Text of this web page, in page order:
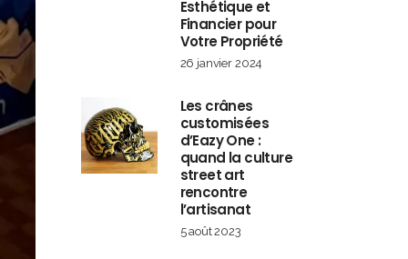
Esthétique et
Financier pour
Votre Propriété
26 janvier 2024
Les crânes
customisées
d’Eazy One :
quand la culture
street art
rencontre
l’artisanat
5 août 2023